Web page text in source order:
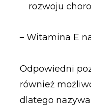
rozwoju
– Witamina E
Odpowiedni
również
dlatego